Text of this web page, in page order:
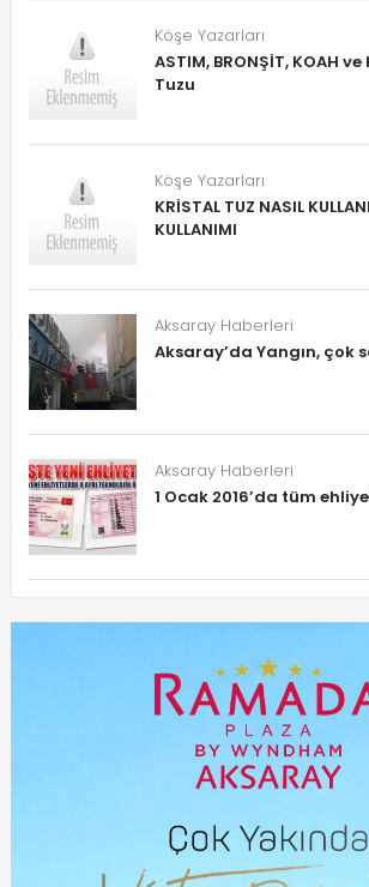
Köşe Yazarları
ASTIM, BRONŞİT, KOAH
Tuzu
Köşe Yazarları
KRİSTAL TUZ NASIL
KULLANIMI
Aksaray Haberleri
Aksaray’da Yangın, çok
Aksaray Haberleri
1 Ocak 2016’da tüm